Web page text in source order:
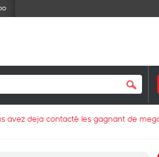
avez deja contacté les gagnant de